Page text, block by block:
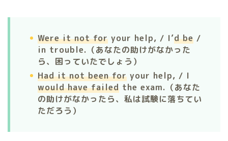
Were it not for your help, / I’d be /
in trouble. （あなたの助けがなかった
ら、困っていたでしょう）
Had it not been for your help, / I
would have failed the exam.（あなた
の助けがなかったら、私は試験に落ちてい
ただろう）